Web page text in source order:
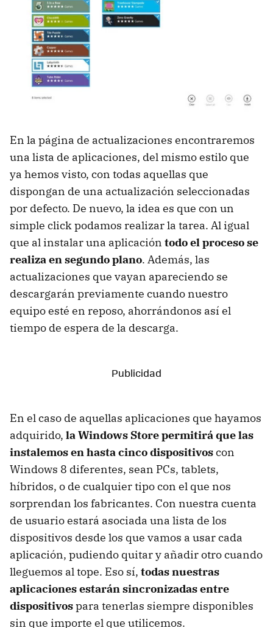
En la página de actualizaciones encontraremos
una lista de aplicaciones, del mismo estilo que
ya hemos visto, con todas aquellas que
dispongan de una actualización seleccionadas
por defecto. De nuevo, la idea es que con un
simple click podamos realizar la tarea. Al igual
que al instalar una aplicación todo el proceso se
realiza en segundo plano. Además, las
actualizaciones que vayan apareciendo se
descargarán previamente cuando nuestro
equipo esté en reposo, ahorrándonos así el
tiempo de espera de la descarga.
En el caso de aquellas aplicaciones que hayamos
adquirido, la Windows Store permitirá que las
instalemos en hasta cinco dispositivoscon
Windows 8 diferentes, sean PCs, tablets,
híbridos, o de cualquier tipo con el que nos
sorprendan los fabricantes. Con nuestra cuenta
de usuario estará asociada una lista de los
dispositivos desde los que vamos a usar cada
aplicación, pudiendo quitar y añadir otro cuando
lleguemos al tope. Eso sí, todas nuestras
aplicaciones estarán sincronizadas entre
dispositivospara tenerlas siempre disponibles
sin que importe el que utilicemos.